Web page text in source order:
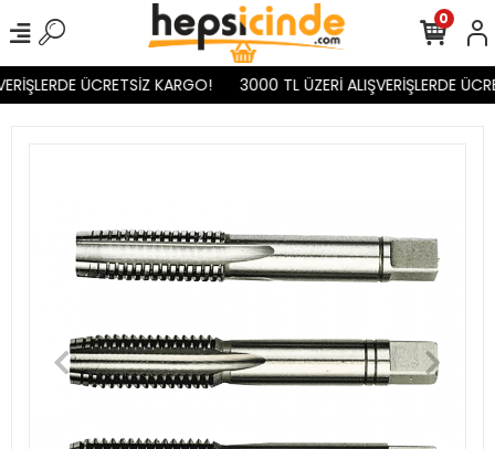
ÜCRETSİZ KARGO! 3000 TL ÜZERİ ALIŞVERİŞLERDE
0